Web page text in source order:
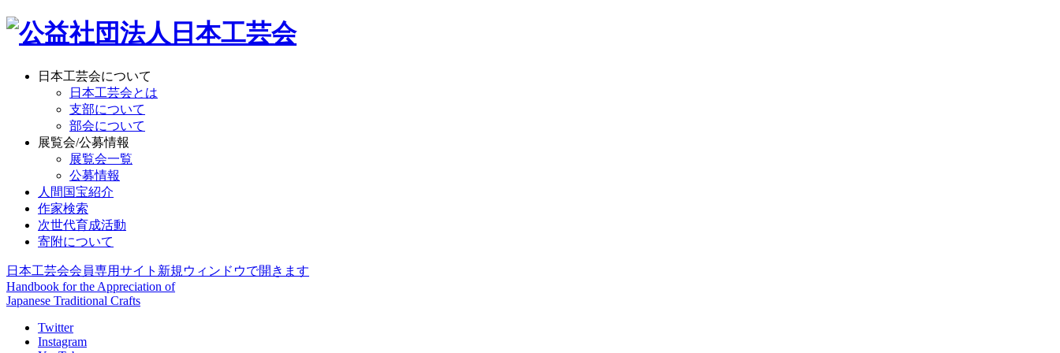
日本工芸会について
日本工芸会とは
支部について
部会について
展覧会/公募情報
展覧会一覧
公募情報
人間国宝紹介
作家検索
次世代育成活動
寄附について
日本工芸会会員専用サイト 新規ウィンドウで開きます
Handbook for the Appreciation of
Japanese Traditional Crafts
Twitter
Instagram